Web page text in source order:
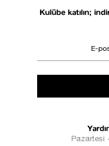
Kulübe katılın;
Pazartesi